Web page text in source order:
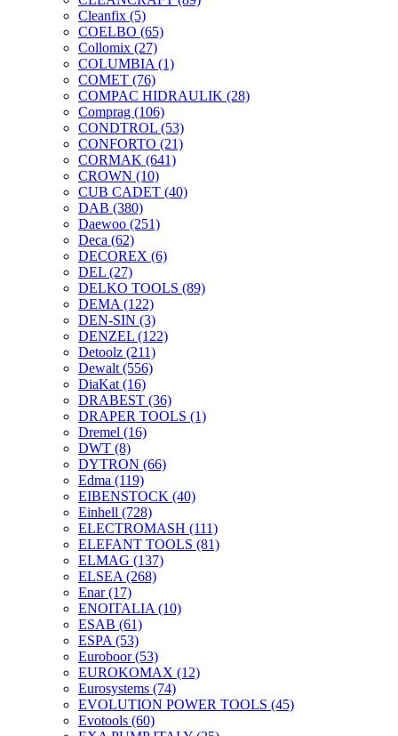
Cleanfix (5)
COELBO (65)
Collomix (27)
COLUMBIA (1)
COMET (76)
COMPAC HIDRAULIK (28)
Comprag (106)
CONDTROL (53)
CONFORTO (21)
CORMAK (641)
CROWN (10)
CUB CADET (40)
DAB (380)
Daewoo (251)
Deca (62)
DECOREX (6)
DEL (27)
DELKO TOOLS (89)
DEMA (122)
DEN-SIN (3)
DENZEL (122)
Detoolz (211)
Dewalt (556)
DiaKat (16)
DRABEST (36)
DRAPER TOOLS (1)
Dremel (16)
DWT (8)
DYTRON (66)
Edma (119)
EIBENSTOCK (40)
Einhell (728)
ELECTROMASH (111)
ELEFANT TOOLS (81)
ELMAG (137)
ELSEA (268)
Enar(17)
ENOITALIA (10)
ESAB (61)
ESPA (53)
Euroboor(53)
EUROKOMAX (12)
Eurosystems (74)
EVOLUTION POWER TOOLS (45)
Evotools (60)